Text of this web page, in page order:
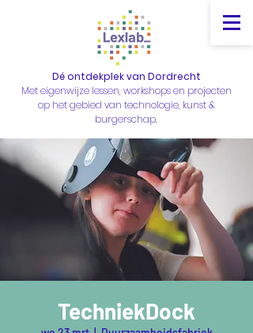
Dé ontdekplek van Dordrecht
Met eigenwijze lessen, workshops en projecten
op het gebied van technologie, kunst &
burgerschap.
TechniekDock